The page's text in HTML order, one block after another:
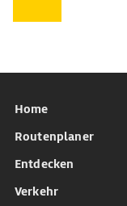
Home
Routenplaner
Entdecken
Verkehr